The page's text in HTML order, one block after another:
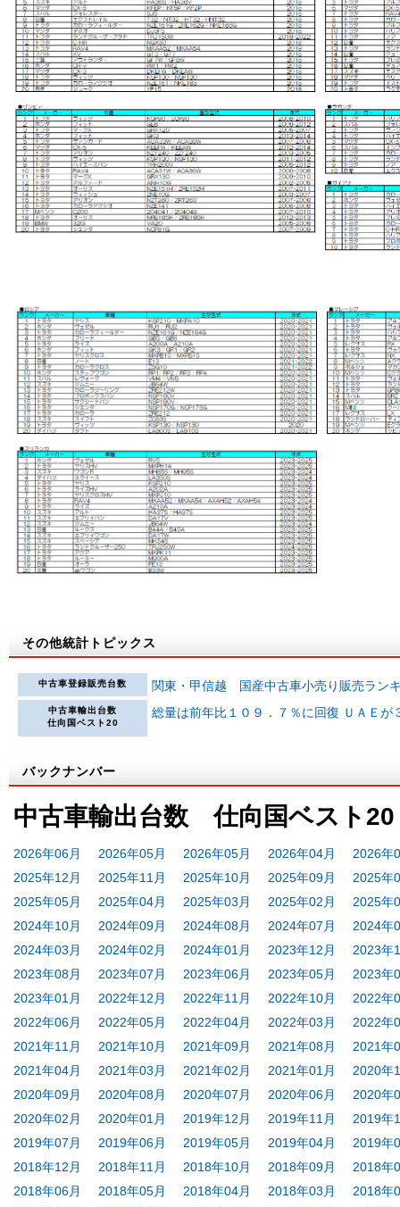
その他統計トピックス
中古車登録販売台数 関東・甲信越 国産中古車小売り販売ラン
中古車輸出台数
仕向国ベスト20
総量は前年比１０９．７％に回復 ＵＡＥ
バックナンバー
中古車輸出台数 仕向国ベスト20
2026年06月 2026年05月 2026年05月 2026年04月
2026年
2025年12月
2025年11月 2025年10月 2025年09月
2025年
2025年05月
2025年04月 2025年03月 2025年02月
2025年
2024年10月
2024年09月 2024年08月 2024年07月
2024年
2024年03月
2024年02月 2024年01月 2023年12月
2023年
2023年08月
2023年07月 2023年06月 2023年05月
2023年
2023年01月
2022年12月 2022年11月 2022年10月
2022年
2022年06月
2022年05月 2022年04月 2022年03月
2022年
2021年11月
2021年10月 2021年09月 2021年08月
2021年
2021年04月
2021年03月 2021年02月 2021年01月
2020年
2020年09月
2020年08月 2020年07月 2020年06月
2020年
2020年02月
2020年01月 2019年12月 2019年11月
2019年
2019年07月
2019年06月 2019年05月 2019年04月
2019年
2018年12月
2018年11月 2018年10月 2018年09月
2018年
2018年06月
2018年05月 2018年04月 2018年03月
2018年